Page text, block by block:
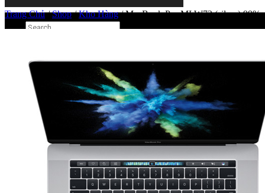
Trang Chủ/Shop/Kho Hàng/MacBook Pro MLW72 (silver) 99%